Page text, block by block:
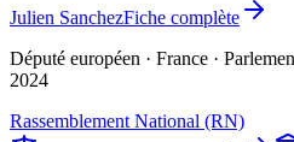
Julien SanchezFiche complète
Député européen · France ·
2024
Rassemblement National (RN)